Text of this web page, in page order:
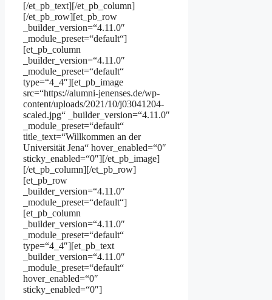
[/et_pb_text][/et_pb_column]
[/et_pb_row][et_pb_row
_builder_version=“4.11.0″
_module_preset=“default“]
[et_pb_column
_builder_version=“4.11.0″
_module_preset=“default“
type=“4_4″][et_pb_image
src=“https://alumni-jenenses.de/wp-
content/uploads/2021/10/j03041204-
scaled.jpg“ _builder_version=“4.11.0″
_module_preset=“default“
title_text=“Willkommen an der
Universität Jena“ hover_enabled=“0″
sticky_enabled=“0″][/et_pb_image]
[/et_pb_column][/et_pb_row]
[et_pb_row
_builder_version=“4.11.0″
_module_preset=“default“]
[et_pb_column
_builder_version=“4.11.0″
_module_preset=“default“
type=“4_4″][et_pb_text
_builder_version=“4.11.0″
_module_preset=“default“
hover_enabled=“0″
sticky_enabled=“0″]